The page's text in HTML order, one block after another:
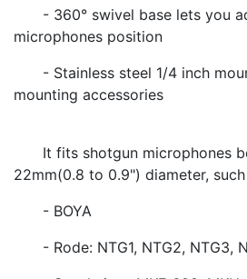
- 360° swivel base lets you
microphones position
- Stainless steel 1/4 inch
mounting accessories
It fits shotgun microphones
22mm(0.8 to 0.9") diameter,
- BOYA
- Rode: NTG1, NTG2, NTG3,